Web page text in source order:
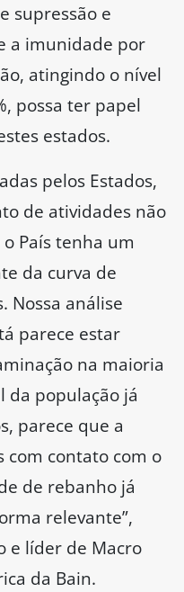
supressão e
a imunidade por
atingindo o nível
possa ter papel
estados.
pelos Estados,
de atividades não
País tenha um
da curva de
Nossa análise
parece estar
na maioria
da população já
parece que a
com contato com o
de rebanho já
relevante”,
e líder de Macro
da Bain.